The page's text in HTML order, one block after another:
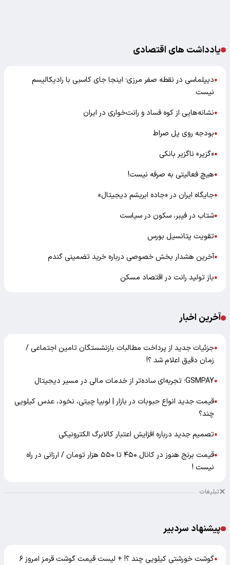
یادداشت های اقتصادی
●دیپلماسی در نقطه صفر مرزی؛ اینجا جای کاسبی با رادیکالیسم
نیست
●نشانه‌هایی از کوه فساد و رانت‌خواری در ایران
●بودجه روی پل صراط
●«گزیر» ناگزیر بانکی
●هیچ فعالیتی به صرفه نیست!
●جایگاه ایران در «جاده ابریشم دیجیتال»
●شتاب در فیبر، سکون در سیاست
●تقویت پتانسیل بورس
●آخرین هشدار بخش خصوصی درباره خرید تضمینی گندم
●باز تولید رانت در اقتصاد مسکن
آخرین اخبار
●جزئیات جدید از پرداخت مطالبات بازنشستگان تامین اجتماعی /
زمان دقیق اعلام شد ؟!
●GSMPAY؛ تجربه‌ای ساده‌تر از خدمات مالی در مسیر دیجیتال
●قیمت جدید انواع حبوبات در بازار | لوبیا چیتی، نخود، عدس کیلویی
چند؟
●تصمیم جدید درباره افزایش اعتبار کالابرگ الکترونیکی
●
قیمت برنج هنوز در کانال ۴۵۰ تا ۵۵۰ هزار تومان / ارزانی در راه
نیست !
تبلیغات
پیشنهاد سردبیر
●
گوشت خورشتی کیلویی چند ؟! + لیست قیمت گوشت قرمز امروز ۶